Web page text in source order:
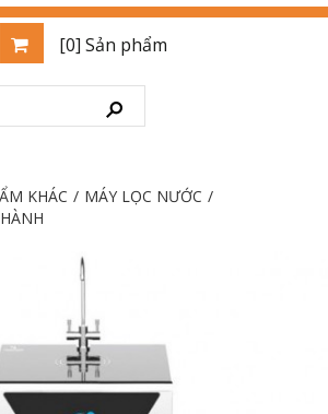
[0] Sản phẩm
KHÁC / MÁY LỌC NƯỚC /